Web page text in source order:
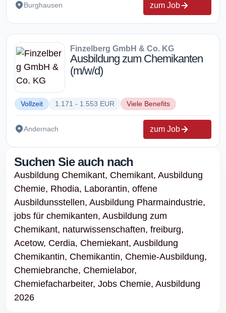
Burghausen zum Job
Finzelberg GmbH & Co. KG
Ausbildung zum Chemikanten
(m/w/d)
Vollzeit 1.171 - 1.553 EUR Viele Benefits
Andernach zum Job
Suchen Sie auch nach
Ausbildung Chemikant, Chemikant, Ausbildung
Chemie, Rhodia, Laborantin, offene
Ausbildunsstellen, Ausbildung Pharmaindustrie,
jobs für chemikanten, Ausbildung zum
Chemikant, naturwissenschaften, freiburg,
Acetow, Cerdia, Chemiekant, Ausbildung
Chemikantin, Chemikantin, Chemie-Ausbildung,
Chemiebranche, Chemielabor,
Chemiefacharbeiter, Jobs Chemie, Ausbildung
2026